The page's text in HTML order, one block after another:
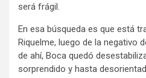
será frágil.
En esa búsqueda es que está
Riquelme, luego de la negativo
de ahí, Boca quedó
sorprendido y hasta